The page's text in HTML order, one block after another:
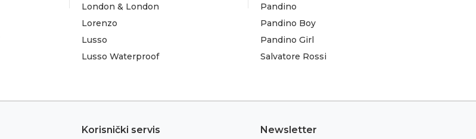
London & London
Lorenzo
Lusso
Lusso Waterproof
Pandino
Pandino Boy
Pandino Girl
Salvatore Rossi
Korisnički servis
Newsletter